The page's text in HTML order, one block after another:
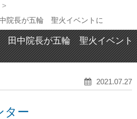
>
院長が五輪 聖火イベントに
田中院長が五輪 聖火イベント
2021.07.27
ター